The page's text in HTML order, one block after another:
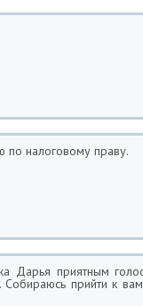
по налоговому праву.
Дарья приятным
прийти к